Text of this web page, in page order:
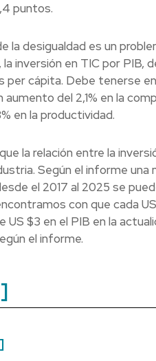
puntos.
la desigualdad es un
inversión en TIC por PIB,
per cápita. Debe tenerse
aumento del 2,1% en la
en la productividad.
la relación entre la
Según el informe
el 2017 al 2025 se
con que cada
US $3 en el PIB en la
el informe.